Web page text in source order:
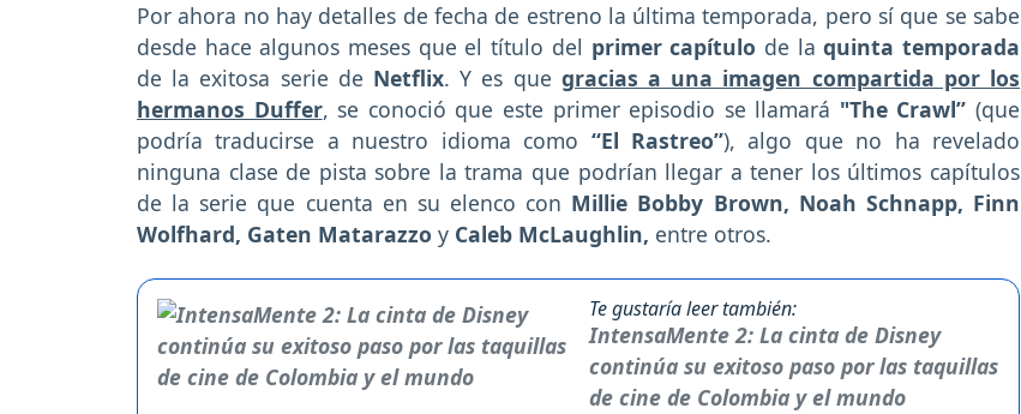
Por ahora no hay detalles de fecha de estreno la última temporada, pero sí que se sabe
desde hace algunos meses que el título del primer capítulo de laquinta temporada
de la exitosa serie de Netflix. Y es que gracias a una imagen compartida por los
hermanos Duffer, se conoció que este primer episodio se llamará "The Crawl” (que
podría traducirse a nuestro idioma como “El Rastreo”), algo que no ha revelado
ninguna clase de pista sobre la trama que podrían llegar a tener los últimos capítulos
de la serie que cuenta en su elenco con Millie Bobby Brown, Noah Schnapp, Finn
Wolfhard, Gaten Matarazzo y Caleb McLaughlin, entre otros.
Te gustaría leer también:
IntensaMente 2: La cinta de Disney
continúa su exitoso paso por las taquillas
de cine de Colombia y el mundo